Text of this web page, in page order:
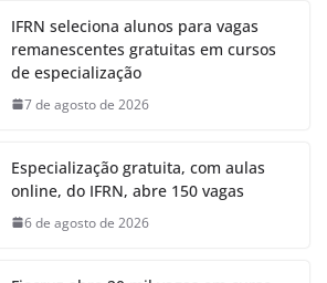
IFRN seleciona alunos para vagas
remanescentes gratuitas em cursos
de especialização
7 de agosto de 2026
Especialização gratuita, com aulas
online, do IFRN, abre 150 vagas
6 de agosto de 2026